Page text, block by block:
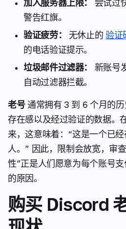
加入服务器上限：
尝试过
警告红旗。
验证疲劳：
无休止的验证
的电话验证提示。
垃圾邮件过滤器：
新账号
自动过滤器拦截。
老号通常拥有 3 到 6 个月的
存在感以及经过验证的数据。
来，这意味着：“这是一个已
人。” 因此，限制会放宽，审
性”正是人们愿意为每个账号
的原因。
购买 Discord